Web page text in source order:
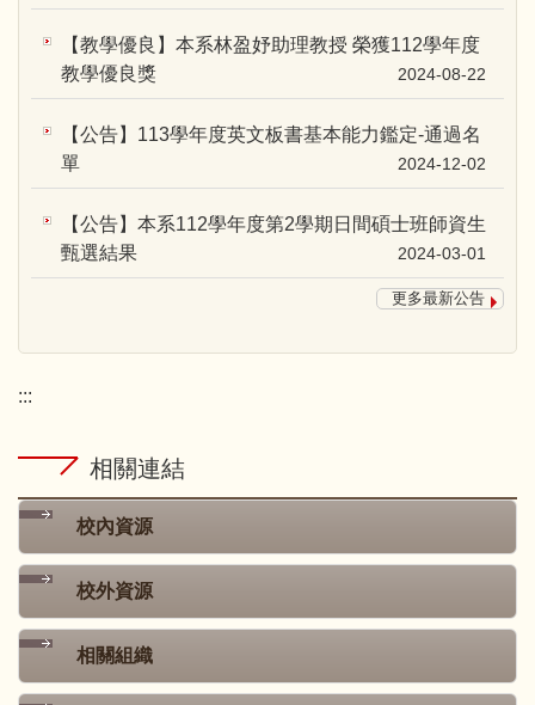
【教學優良】本系林盈妤助理教授 榮獲112學年度
教學優良獎
2024-08-22
【公告】113學年度英文板書基本能力鑑定-通過名
單
2024-12-02
【公告】本系112學年度第2學期日間碩士班師資生
甄選結果
2024-03-01
更多最新公告
:::
相關連結
校內資源
校外資源
相關組織